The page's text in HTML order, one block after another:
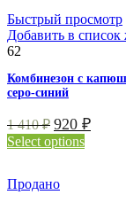
Быстрый просмотр
Добавить в список
62
Комбинезон с
серо-синий
1 410₽ 920 ₽
Select options
Продано